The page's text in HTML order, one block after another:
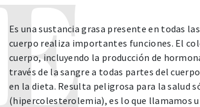
Es una sustancia grasa presente en todas
cuerpo realiza importantes funciones. El
cuerpo, incluyendo la producción de
través de la sangre a todas partes del
en la dieta. Resulta peligrosa para la salud
(hipercolesterolemia), es lo que llamamos